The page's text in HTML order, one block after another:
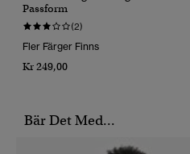
Passform
(2)
Fler Färger Finns
Kr 249,00
Bär Det Med...